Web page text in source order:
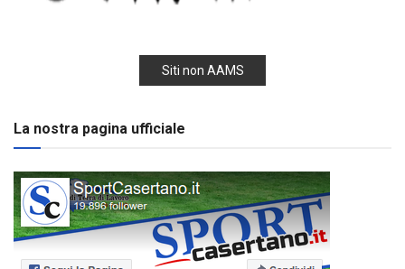
Siti non AAMS
La nostra pagina ufficiale